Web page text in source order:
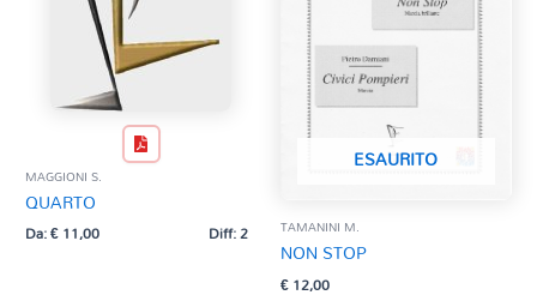
MAGGIONI S.
QUARTO
Da:€11,00 Diff: 2
ESAURITO
TAMANINI M.
NON STOP
€12,00